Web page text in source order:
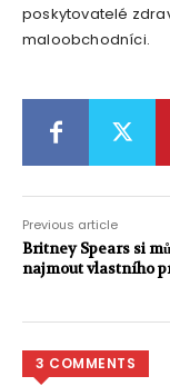
poskytovatelé
maloobchodníci.
Previous article
Britney Spears si
najmout vlastního
3 COMMENTS